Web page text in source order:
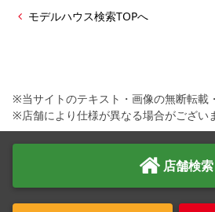
モデルハウス検索TOPへ
※当サイトのテキスト・画像の無断転載
※店舗により仕様が異なる場合がござい
店舗検索